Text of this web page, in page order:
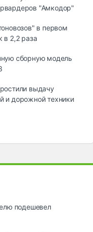
"Амкодор"
в первом
в 2,2 раза
сборную модель
выдачу
и дорожной техники
подешевел